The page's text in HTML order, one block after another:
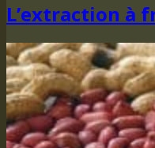
L’extraction à